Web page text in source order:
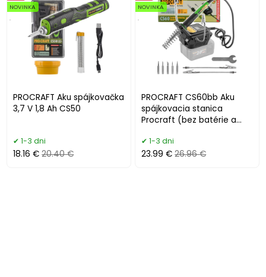
PROCRAFT Aku spájkovačka
3,7 V 1,8 Ah CS50
NOVINKA
.
1-3 dni
18.16 € 20.40 €
PROCRAFT CS60bb Aku
spájkovacia stanica
Procraft (bez batérie a
NOVINKA
.
1-3 dni
23.99 € 26.96 €